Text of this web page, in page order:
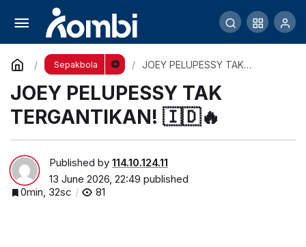
Sepakbola
JOEY PELUPESSY TAK
JOEY PELUPESSY TAK
TERGANTIKAN! 🇮🇩🔥
Published by 114.10.124.11
13 June 2026, 22:49 published
0min, 32sc
81
Respons Marukawa Soal Naturalisasi Bikin
Heboh
Comment Share